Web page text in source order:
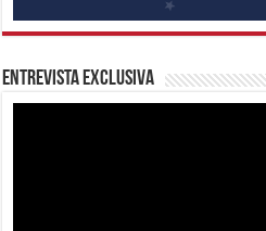
Entrevista Exclusiva